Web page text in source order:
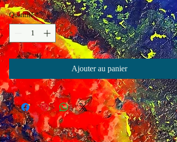
Quantité *
Ajouter au panier